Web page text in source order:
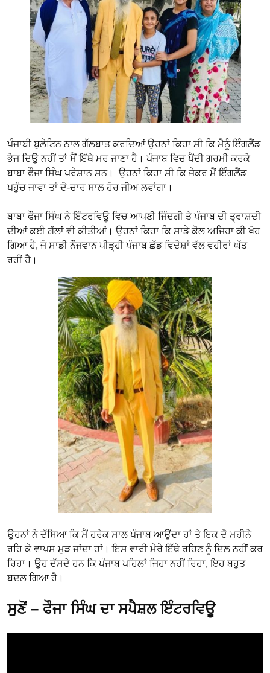
ਪੰਜਾਬੀ ਬੁਲੇਟਿਨ ਨਾਲ ਗੱਲਬਾਤ ਕਰਦਿਆਂ ਉਹਨਾਂ ਕਿਹਾ ਸੀ ਕਿ ਮੈਨੂੰ ਇੰਗਲੈਂਡ
ਭੇਜ ਦਿਉ ਨਹੀਂ ਤਾਂ ਮੈਂ ਇੱਥੇ ਮਰ ਜਾਣਾ ਹੈ। ਪੰਜਾਬ ਵਿਚ ਪੈਂਦੀ ਗਰਮੀ ਕਰਕੇ
ਬਾਬਾ ਫੌਜਾ ਸਿੰਘ ਪਰੇਸ਼ਾਨ ਸਨ। ਉਹਨਾਂ ਕਿਹਾ ਸੀ ਕਿ ਜੇਕਰ ਮੈਂ ਇੰਗਲੈਂਡ
ਪਹੁੰਚ ਜਾਵਾ ਤਾਂ ਦੋ-ਚਾਰ ਸਾਲ ਹੋਰ ਜੀਅ ਲਵਾਂਗਾ।
ਬਾਬਾ ਫੌਜਾ ਸਿੰਘ ਨੇ ਇੰਟਰਵਿਊ ਵਿਚ ਆਪਣੀ ਜਿੰਦਗੀ ਤੇ ਪੰਜਾਬ ਦੀ ਤ੍ਰਾਸ਼ਦੀ
ਦੀਆਂ ਕਈ ਗੱਲਾਂ ਵੀ ਕੀਤੀਆਂ। ਉਹਨਾਂ ਕਿਹਾ ਕਿ ਸਾਡੇ ਕੋਲ ਅਜਿਹਾ ਕੀ ਖੋਹ
ਗਿਆ ਹੈ, ਜੋ ਸਾਡੀ ਨੌਜਵਾਨ ਪੀੜ੍ਹੀ ਪੰਜਾਬ ਛੱਡ ਵਿਦੇਸ਼ਾਂ ਵੱਲ ਵਹੀਰਾਂ ਘੱਤ
ਰਹੀਂ ਹੈ।
ਉਹਨਾਂ ਨੇ ਦੱਸਿਆ ਕਿ ਮੈਂ ਹਰੇਕ ਸਾਲ ਪੰਜਾਬ ਆਉਂਦਾ ਹਾਂ ਤੇ ਇਕ ਦੋ ਮਹੀਨੇ
ਰਹਿ ਕੇ ਵਾਪਸ ਮੁੜ ਜਾਂਦਾ ਹਾਂ। ਇਸ ਵਾਰੀ ਮੇਰੇ ਇੱਥੇ ਰਹਿਣ ਨੂੰ ਦਿਲ ਨਹੀਂ ਕਰ
ਰਿਹਾ। ਉਹ ਦੱਸਦੇ ਹਨ ਕਿ ਪੰਜਾਬ ਪਹਿਲਾਂ ਜਿਹਾ ਨਹੀਂ ਰਿਹਾ, ਇਹ ਬਹੁਤ
ਬਦਲ ਗਿਆ ਹੈ।
ਸੁਣੋਂ – ਫੌਜਾ ਸਿੰਘ ਦਾ ਸਪੈਸ਼ਲ ਇੰਟਰਵਿਊ